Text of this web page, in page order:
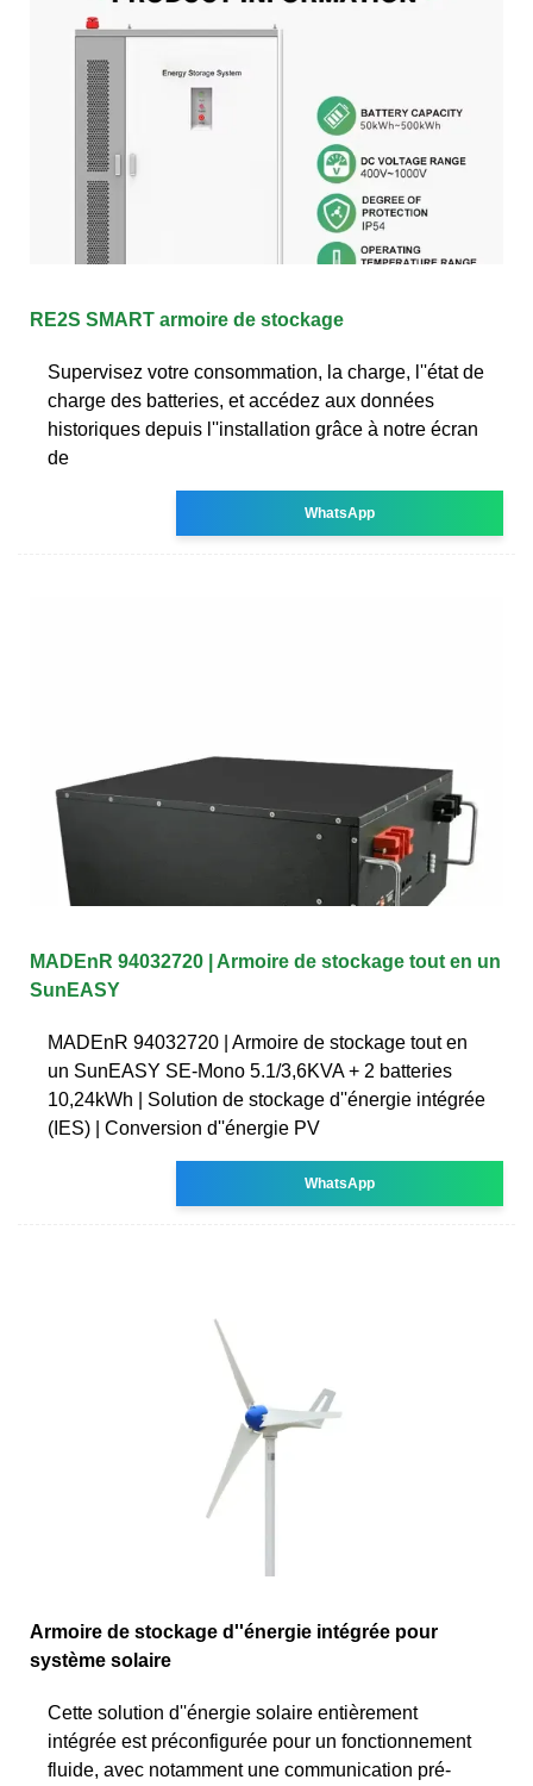
RE2S SMART armoire de stockage
Supervisez votre consommation, la charge, l''état de
charge des batteries, et accédez aux données
historiques depuis l''installation grâce à notre écran
de
WhatsApp
MADEnR 94032720 | Armoire de stockage tout en un
SunEASY
MADEnR 94032720 | Armoire de stockage tout en
un SunEASY SE-Mono 5.1/3,6KVA + 2 batteries
10,24kWh | Solution de stockage d''énergie intégrée
(IES) | Conversion d''énergie PV
WhatsApp
Armoire de stockage d''énergie intégrée pour
système solaire
Cette solution d''énergie solaire entièrement
intégrée est préconfigurée pour un fonctionnement
fluide, avec notamment une communication pré-